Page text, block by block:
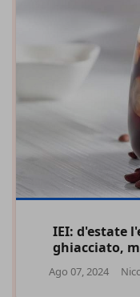
IEI: d'estate
ghiacciato,
Ago 07, 2024